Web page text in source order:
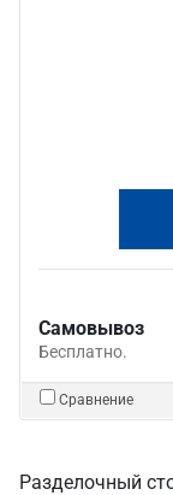
Самовывоз
Бесплатно.
Сравнение
Разделочный